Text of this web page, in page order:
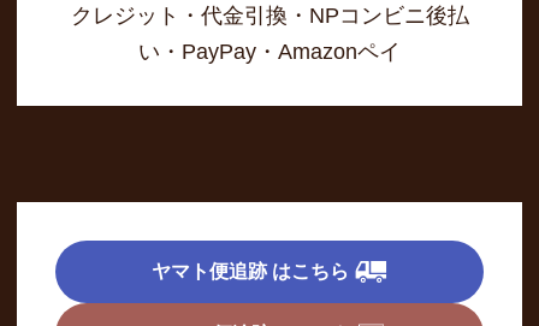
クレジット・代金引換・NPコンビニ後払
い・PayPay・Amazonペイ
ヤマト便追跡 はこちら